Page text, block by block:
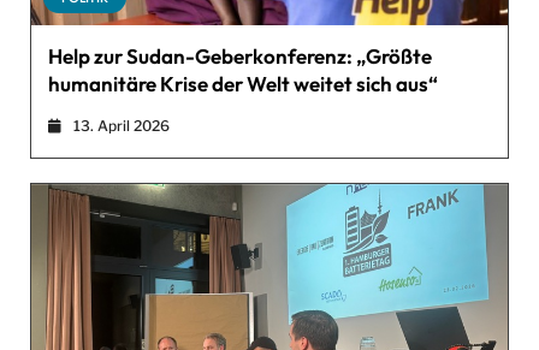
Help zur Sudan-Geberkonferenz: „Größte
humanitäre Krise der Welt weitet sich aus“
13. April 2026